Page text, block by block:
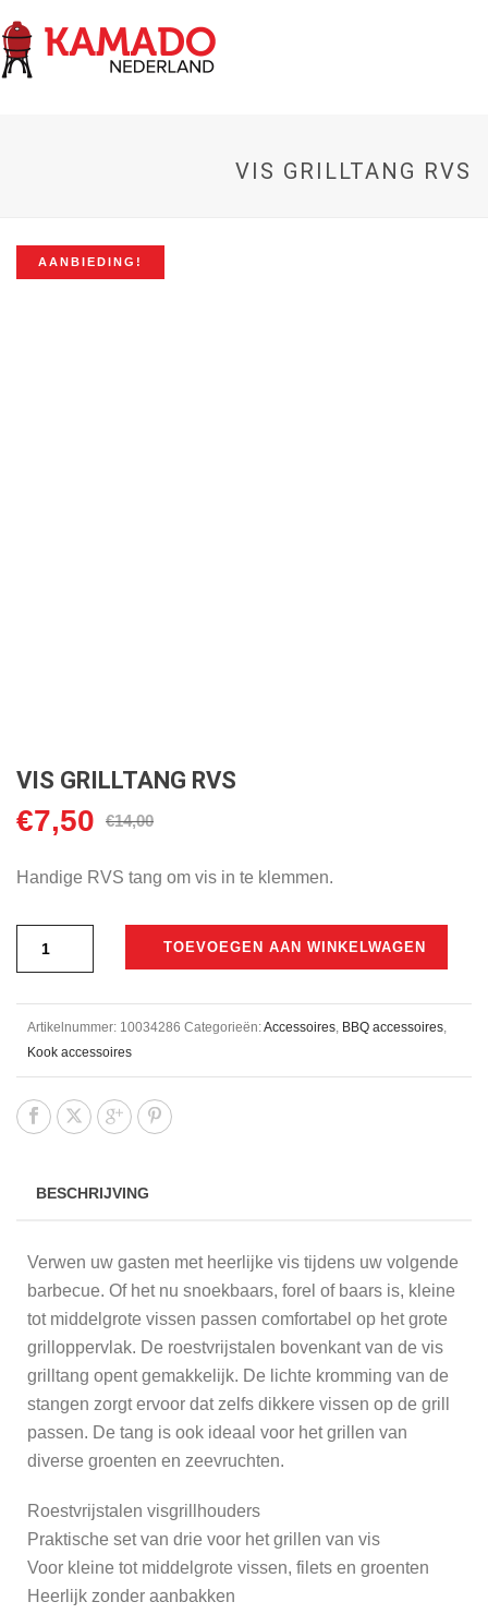
VIS GRILLTANG RVS
AANBIEDING!
VIS GRILLTANG RVS
€14,00
Oorspronkelijke
was:
€7,50 Huidige
is:
Handige RVS tang om vis in te klemmen.
TOEVOEGEN AAN WINKELWAGEN
Artikelnummer: 10034286 Categorieën:Accessoires, BBQ accessoires,
Kook accessoires
BESCHRIJVING
Verwen uw gasten met heerlijke vis tijdens uw volgende
barbecue. Of het nu snoekbaars, forel of baars is, kleine
tot middelgrote vissen passen comfortabel op het grote
grilloppervlak. De roestvrijstalen bovenkant van de vis
grilltang opent gemakkelijk. De lichte kromming van de
stangen zorgt ervoor dat zelfs dikkere vissen op de grill
passen. De tang is ook ideaal voor het grillen van
diverse groenten en zeevruchten.
Roestvrijstalen visgrillhouders
Praktische set van drie voor het grillen van vis
Voor kleine tot middelgrote vissen, filets en groenten
Heerlijk zonder aanbakken